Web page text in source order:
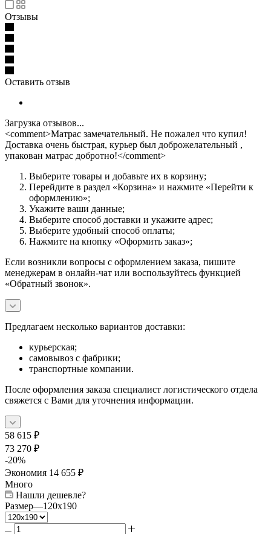
Отзывы
Оставить отзыв
Загрузка отзывов...
<comment>Матрас замечательный. Не пожалел что купил!
Доставка очень быстрая, курьер был доброжелательный ,
упакован матрас добротно!</comment>
Выберите товары и добавьте их в корзину;
Перейдите в раздел «Корзина» и нажмите «Перейти к
оформлению»;
Укажите ваши данные;
Выберите способ доставки и укажите адрес;
Выберите удобный способ оплаты;
Нажмите на кнопку «Оформить заказ»;
Если возникли вопросы с оформлением заказа, пишите
менеджерам в онлайн-чат или воспользуйтесь функцией
«Обратный звонок».
Предлагаем несколько вариантов доставки:
курьерская;
самовывоз с фабрики;
транспортные компании.
После оформления заказа специалист логистического отдела
свяжется с Вами для уточнения информации.
58 615 ₽
73 270 ₽
-20%
Экономия 14 655 ₽
Много
Нашли дешевле?
Размер—120x190